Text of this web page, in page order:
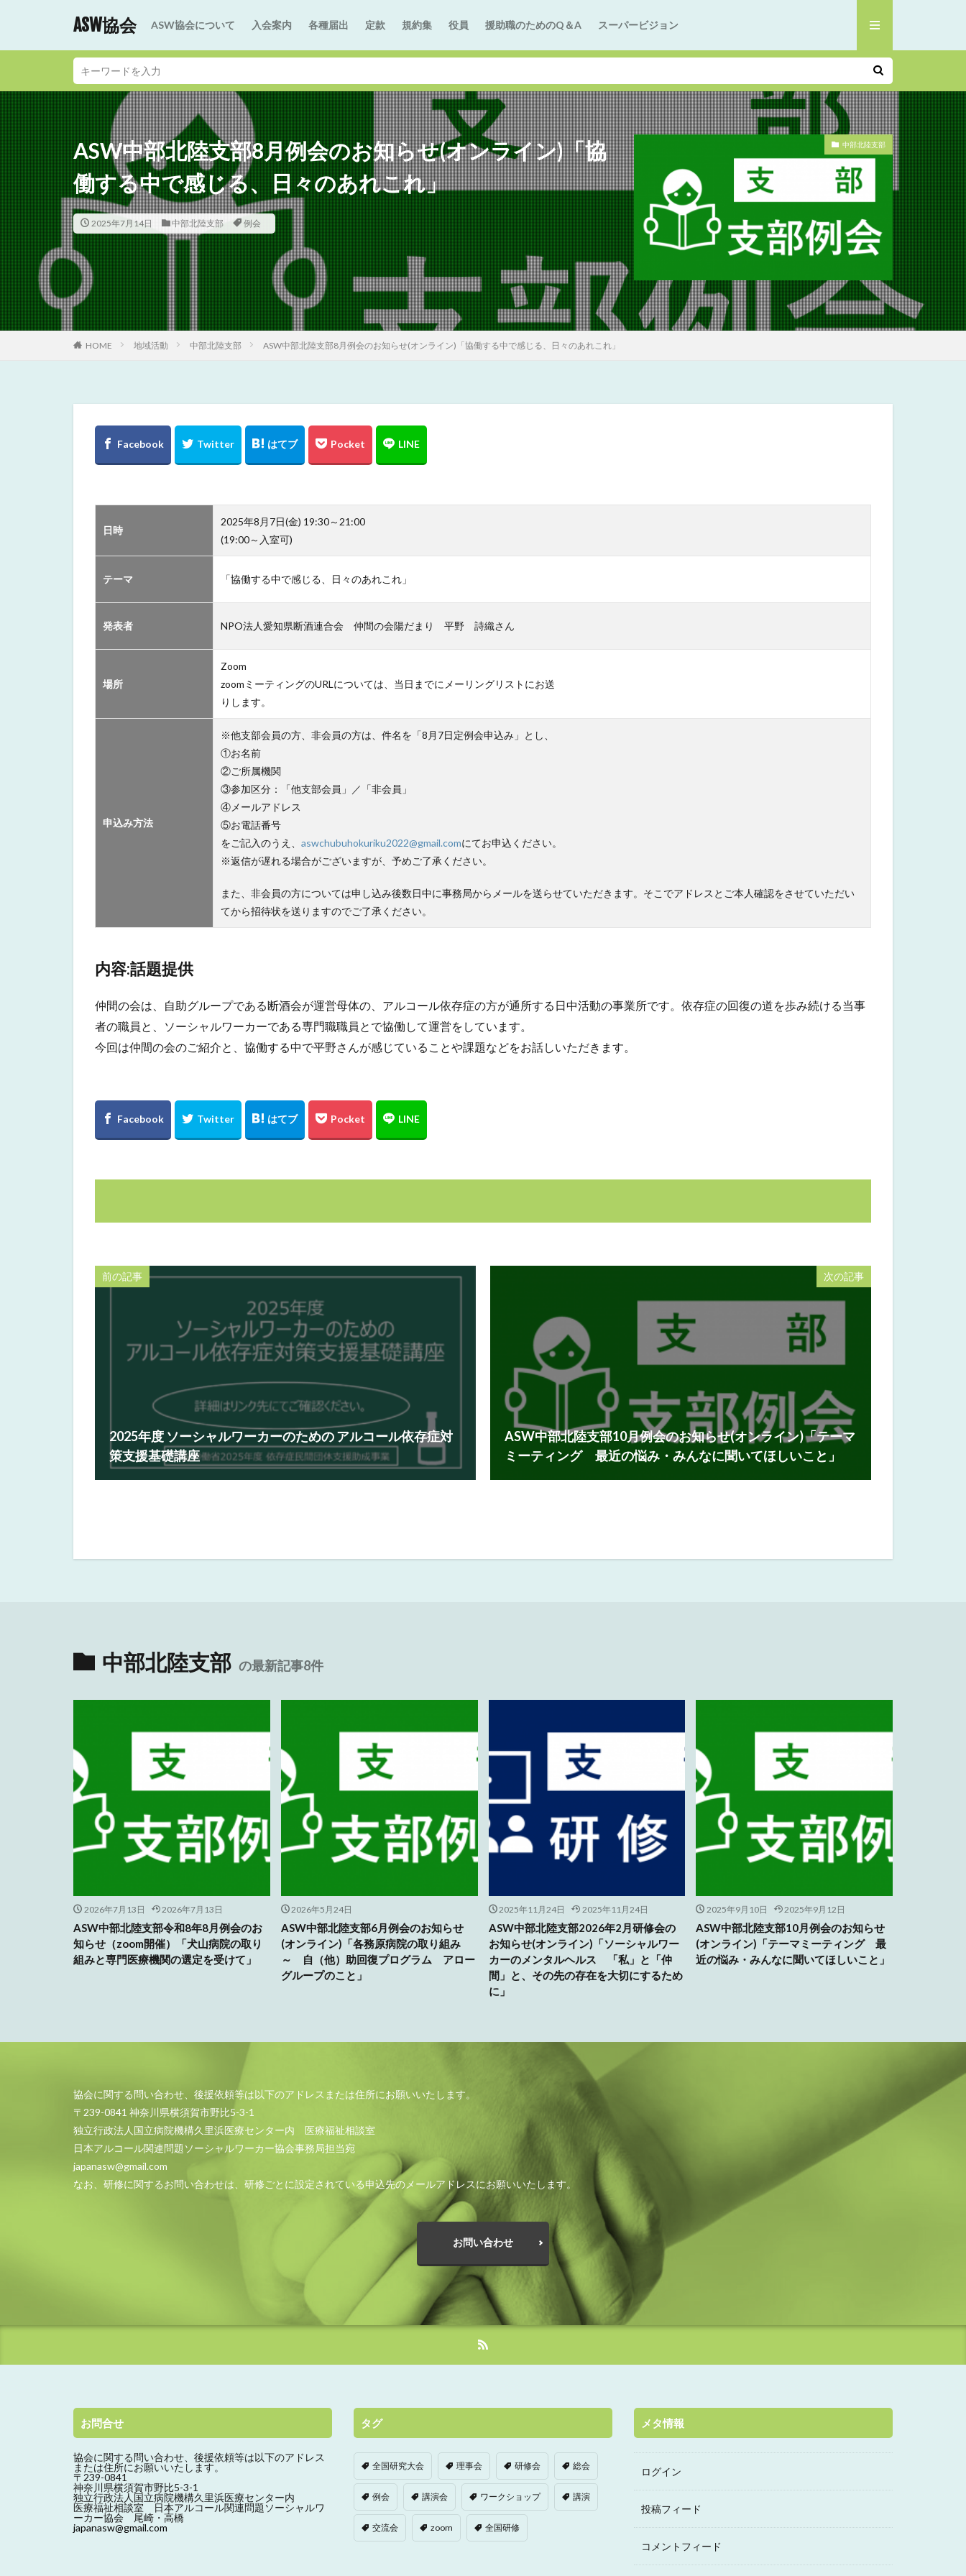
ASW協会 ASW協会について 入会案内 各種届出 定款 規約集 役員 援助職のためのQ＆A スーパービジョン
ASW中部北陸支部8月例会のお知らせ(オンライン)「協
働する中で感じる、日々のあれこれ」
2025年7月14日 中部北陸支部 例会
中部北陸支部
HOME 地域活動 中部北陸支部 ASW中部北陸支部8月例会のお知らせ(オンライン)「協働する中で感じる、日々のあれこれ」
日時
2025年8月7日(金) 19:30～21:00
(19:00～入室可)
テーマ 「協働する中で感じる、日々のあれこれ」
発表者 NPO法人愛知県断酒連合会 仲間の会陽だまり 平野 詩織さん
場所
Zoom
zoomミーティングのURLについては、当日までにメーリングリストにお送
りします。
申込み方法
※他支部会員の方、非会員の方は、件名を「8月7日定例会申込み」とし、
①お名前
②ご所属機関
③参加区分：「他支部会員」／「非会員」
④メールアドレス
⑤お電話番号
をご記入のうえ、 aswchubuhokuriku2022@gmail.comにてお申込ください。
※返信が遅れる場合がございますが、予めご了承ください。
また、非会員の方については申し込み後数日中に事務局からメールを送らせていただきます。そこでアドレスとご本人確認をさせていただい
てから招待状を送りますのでご了承ください。
内容:話題提供
仲間の会は、自助グループである断酒会が運営母体の、アルコール依存症の方が通所する日中活動の事業所です。依存症の回復の道を歩み続ける当事
者の職員と、ソーシャルワーカーである専門職職員とで協働して運営をしています。
今回は仲間の会のご紹介と、協働する中で平野さんが感じていることや課題などをお話しいただきます。
前の記事
2025年度 ソーシャルワーカーのための アルコール依存症対
策支援基礎講座
次の記事
ASW中部北陸支部10月例会のお知らせ(オンライン)「テーマ
ミーティング 最近の悩み・みんなに聞いてほしいこと」
中部北陸支部 の最新記事8件
2026年7月13日 2026年7月13日
ASW中部北陸支部令和8年8月例会のお
知らせ（zoom開催）「犬山病院の取り
組みと専門医療機関の選定を受けて」
2026年5月24日
ASW中部北陸支部6月例会のお知らせ
(オンライン)「各務原病院の取り組み
～ 自（他）助回復プログラム アロー
グループのこと」
2025年11月24日 2025年11月24日
ASW中部北陸支部2026年2月研修会の
お知らせ(オンライン)「ソーシャルワー
カーのメンタルヘルス 「私」と「仲
間」と、その先の存在を大切にするため
に」
2025年9月10日 2025年9月12日
ASW中部北陸支部10月例会のお知らせ
(オンライン)「テーマミーティング 最
近の悩み・みんなに聞いてほしいこと」
協会に関する問い合わせ、後援依頼等は以下のアドレスまたは住所にお願いいたします。
〒239-0841 神奈川県横須賀市野比5-3-1
独立行政法人国立病院機構久里浜医療センター内 医療福祉相談室
日本アルコール関連問題ソーシャルワーカー協会事務局担当宛
japanasw@gmail.com
なお、研修に関するお問い合わせは、研修ごとに設定されている申込先のメールアドレスにお願いいたします。
お問い合わせ
お問合せ
協会に関する問い合わせ、 後援依頼等は以下のアドレス
または住所にお願いいたします。
〒239-0841
神奈川県横須賀市野比5-3-1
独立行政法人国立病院機構久里浜医療センター内
医療福祉相談室 日本アルコール関連問題ソーシャルワ
ーカー協会 尾崎・高橋
japanasw@gmail.com
タグ
全国研究大会 理事会 研修会 総会
例会 講演会 ワークショップ 講演
交流会 zoom 全国研修
メタ情報
ログイン
投稿フィード
コメントフィード